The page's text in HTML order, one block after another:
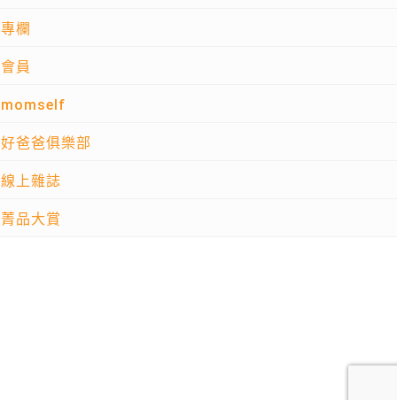
專欄
會員
momself
好爸爸俱樂部
線上雜誌
菁品大賞